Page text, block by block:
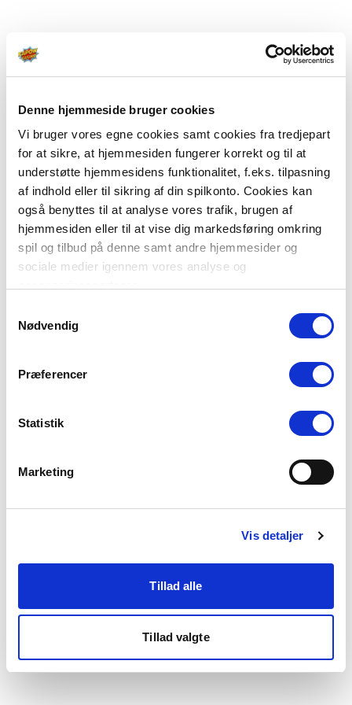
Denne hjemmeside bruger cookies
Vi bruger vores egne cookies samt cookies fra tredjepart
for at sikre, at hjemmesiden fungerer korrekt og til at
understøtte hjemmesidens funktionalitet, f.eks. tilpasning
af indhold eller til sikring af din spilkonto. Cookies kan
også benyttes til at analyse vores trafik, brugen af
hjemmesiden eller til at vise dig markedsføring omkring
spil og tilbud på denne samt andre hjemmesider og
sociale medier igennem vores analyse og
Du kan læse mere om vores brug af cookies under
"Detaljer" eller ved at klikke videre til vores Cookiepolitik,
Nødvendig
Præferencer
Statistik
Marketing
Vis detaljer
Tillad alle
Tillad valgte